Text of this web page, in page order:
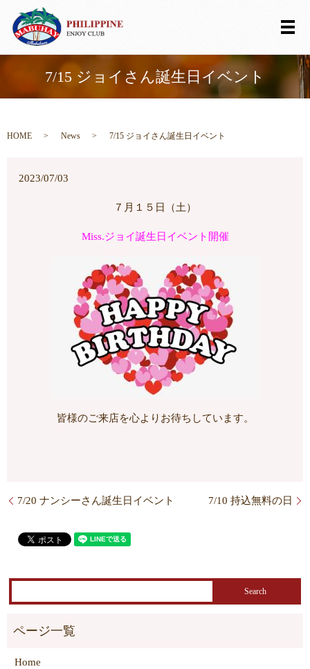
メ
7/15 ジョイさん誕生日イベント
HOME News 7/15 ジョイさん誕生日イベント
2023/07/03
７月１５日（土）
Miss.ジョイ誕生日イベント開催
皆様のご来店を心よりお待ちしています。
7/20 ナンシーさん誕生日イベント 7/10 持込無料の日
Home